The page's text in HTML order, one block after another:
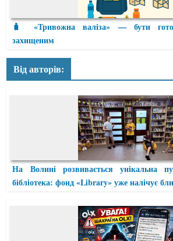
🧳 «Тривожна валіза» — бути
захищеним
Від авторів:
На Волині розвивається унікальна
бібліотека: фонд «Library» уже налічує